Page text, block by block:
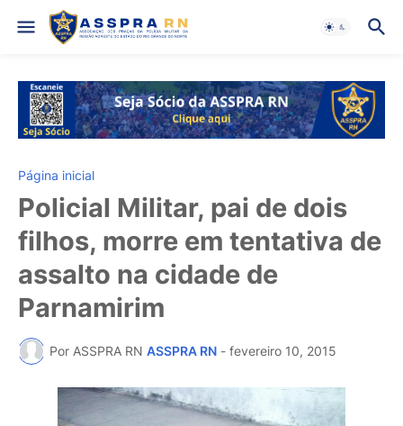
Página inicial
Policial Militar, pai de dois
filhos, morre em tentativa de
assalto na cidade de
Parnamirim
Por ASSPRA RN ASSPRA RN - fevereiro 10, 2015